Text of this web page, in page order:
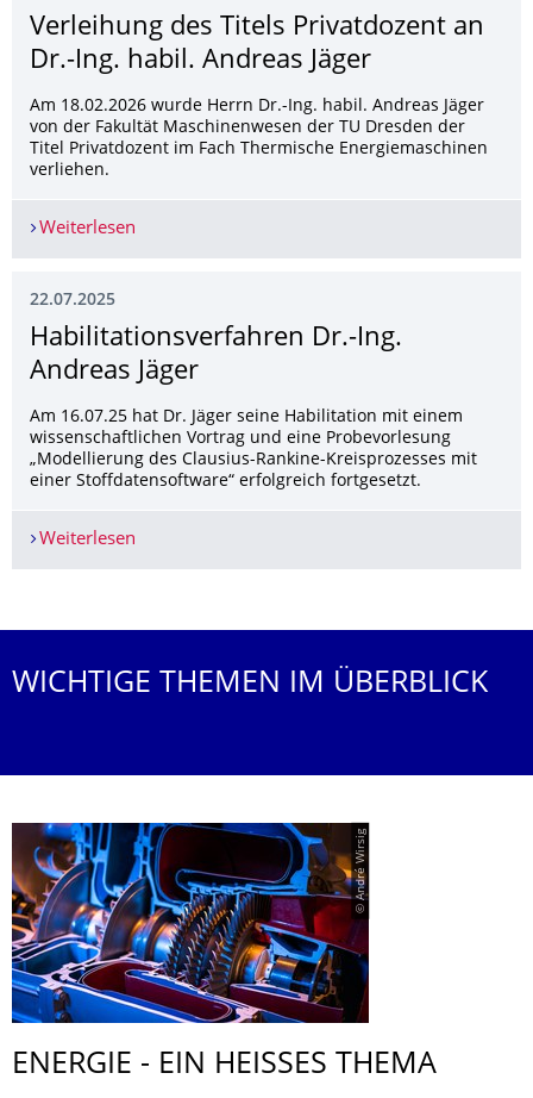
Verleihung des Titels Privatdozent an
Dr.-Ing. habil. Andreas Jäger
Am 18.02.2026 wurde Herrn Dr.-Ing. habil. Andreas Jäger
von der Fakultät Maschinenwesen der TU Dresden der
Titel Privatdozent im Fach Thermische Energiemaschinen
verliehen.
Weiterlesen
22.07.2025
Habilitationsver­fahren Dr.-Ing.
Andreas Jäger
Am 16.07.25 hat Dr. Jäger seine Habilitation mit einem
wissenschaftlichen Vortrag und eine Probevorlesung
„Modellierung des Clausius-Rankine-Kreisprozesses mit
einer Stoffdatensoftware“ erfolgreich fortgesetzt.
Weiterlesen
WICHTIGE THEMEN IM ÜBERBLICK
© André Wirsig
ENERGIE - EIN HEISSES THEMA